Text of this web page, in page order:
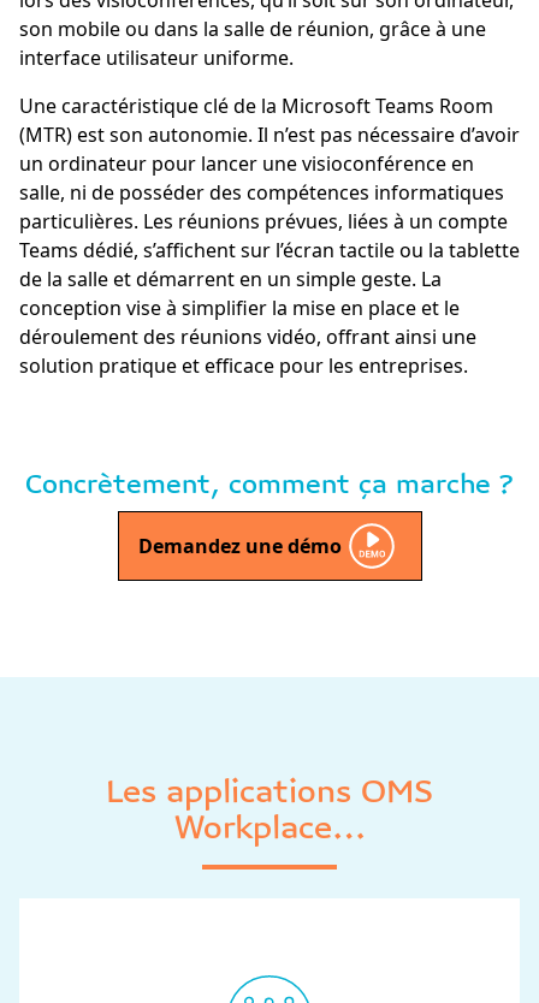
son mobile ou dans la salle de réunion, grâce à une
interface utilisateur uniforme.
Une caractéristique clé de la Microsoft Teams Room
(MTR) est son autonomie. Il n’est pas nécessaire d’avoir
un ordinateur pour lancer une visioconférence en
salle, ni de posséder des compétences informatiques
particulières. Les réunions prévues, liées à un compte
Teams dédié, s’affichent sur l’écran tactile ou la tablette
de la salle et démarrent en un simple geste. La
conception vise à simplifier la mise en place et le
déroulement des réunions vidéo, offrant ainsi une
solution pratique et efficace pour les entreprises.
Concrètement, comment ça marche ?
Demandez une démo
Les applications OMS
Workplace…